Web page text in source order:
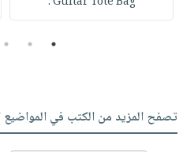
1
2
3
تصفح المزيد من الكتب في المواضيع